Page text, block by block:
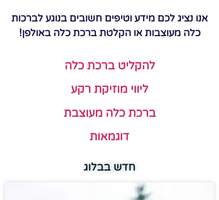
אנו נציג לכם מידע וטיפים חשובים בנוגע לברכות
כלה מעוצבות או הקלטת ברכת כלה באולפן!
להקליט ברכת כלה
ליווי מוזיקת רקע
ברכת כלה מעוצבת
דוגמאות
חדש בבלוג